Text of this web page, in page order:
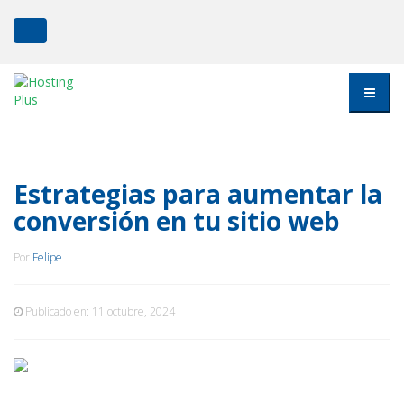
Estrategias para aumentar la
conversión en tu sitio web
Por Felipe
Publicado en: 11 octubre, 2024